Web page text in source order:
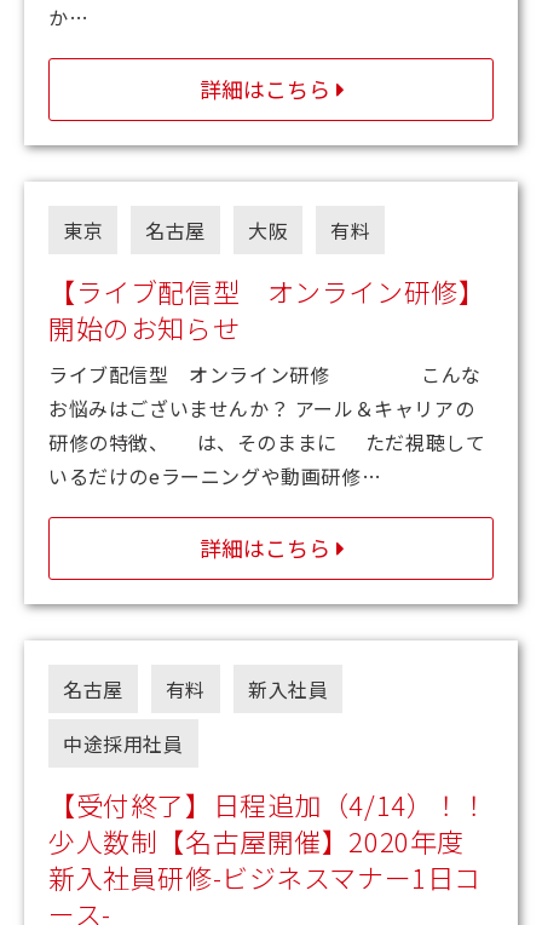
か…
詳細はこちら
東京 名古屋 大阪 有料
【ライブ配信型 オンライン研修】
開始のお知らせ
ライブ配信型 オンライン研修 こんな
お悩みはございませんか？ アール＆キャリアの
研修の特徴、 は、そのままに ただ視聴して
いるだけのeラーニングや動画研修…
詳細はこちら
名古屋 有料
新入社員
中途採用社員
【受付終了】日程追加（4/14）！！
少人数制【名古屋開催】2020年度
新入社員研修-ビジネスマナー1日コ
ース-